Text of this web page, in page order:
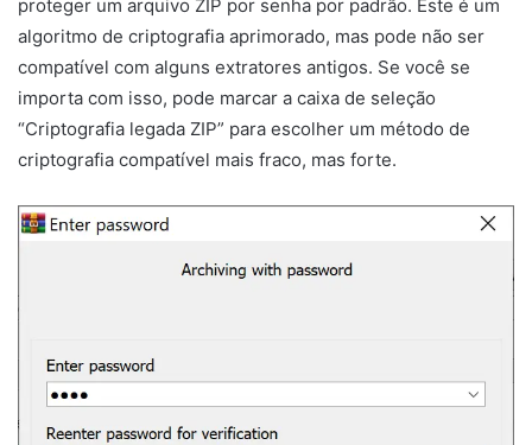
proteger um arquivo ZIP por senha por padrão. Este é um
algoritmo de criptografia aprimorado, mas pode não ser
compatível com alguns extratores antigos. Se você se
importa com isso, pode marcar a caixa de seleção
“Criptografia legada ZIP” para escolher um método de
criptografia compatível mais fraco, mas forte.